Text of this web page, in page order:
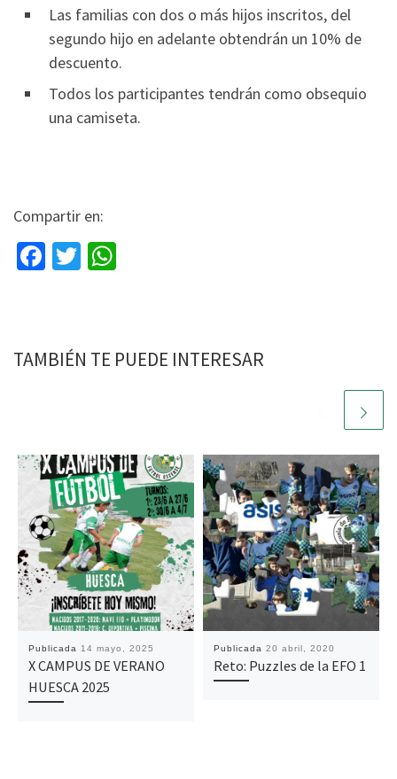
Las familias con dos o más hijos inscritos, del
segundo hijo en adelante obtendrán un 10% de
descuento.
Todos los participantes tendrán como obsequio
una camiseta.
Compartir en:
Fa
o
T
p
TAMBIÉN TE PUEDE INTERESAR
Publicada 14 mayo, 2025
X CAMPUS DE VERANO
HUESCA 2025
Publicada 20 abril, 2020
Reto: Puzzles de la EFO 1